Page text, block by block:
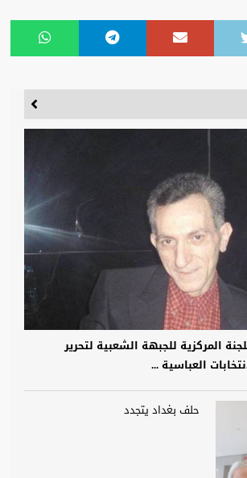
المركزية للجبهة الشعبية لتحرير
العباسية ...
حلف بغداد يتجدد